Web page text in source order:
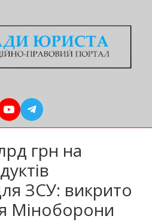
грн на
ЗСУ: викрито
Міноборони